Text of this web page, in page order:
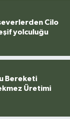
Cilo
yolculuğu
Bereketi
Üretimi